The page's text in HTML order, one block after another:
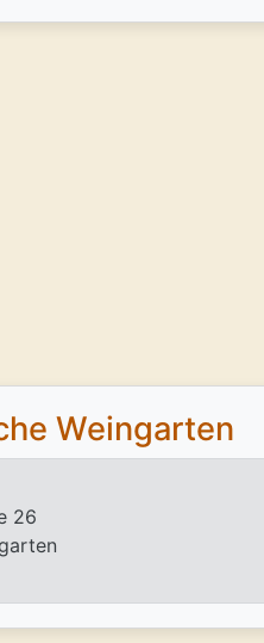
Weingarten
26